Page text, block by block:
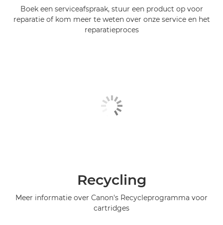
Boek een serviceafspraak, stuur een product op voor
reparatie of kom meer te weten over onze service en het
reparatieproces
Recycling
Meer informatie over Canon's Recycleprogramma voor
cartridges